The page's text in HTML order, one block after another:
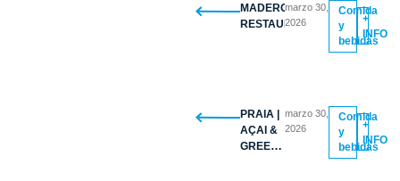
MADERO
RESTAURANTE
marzo 30,
2026
Comida
y
bebidas
+
INFO
PRAIA |
AÇAI &
GREEK
marzo 30,
2026
Comida
y
bebidas
+
INFO